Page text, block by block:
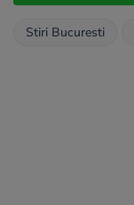
Stiri Bucuresti